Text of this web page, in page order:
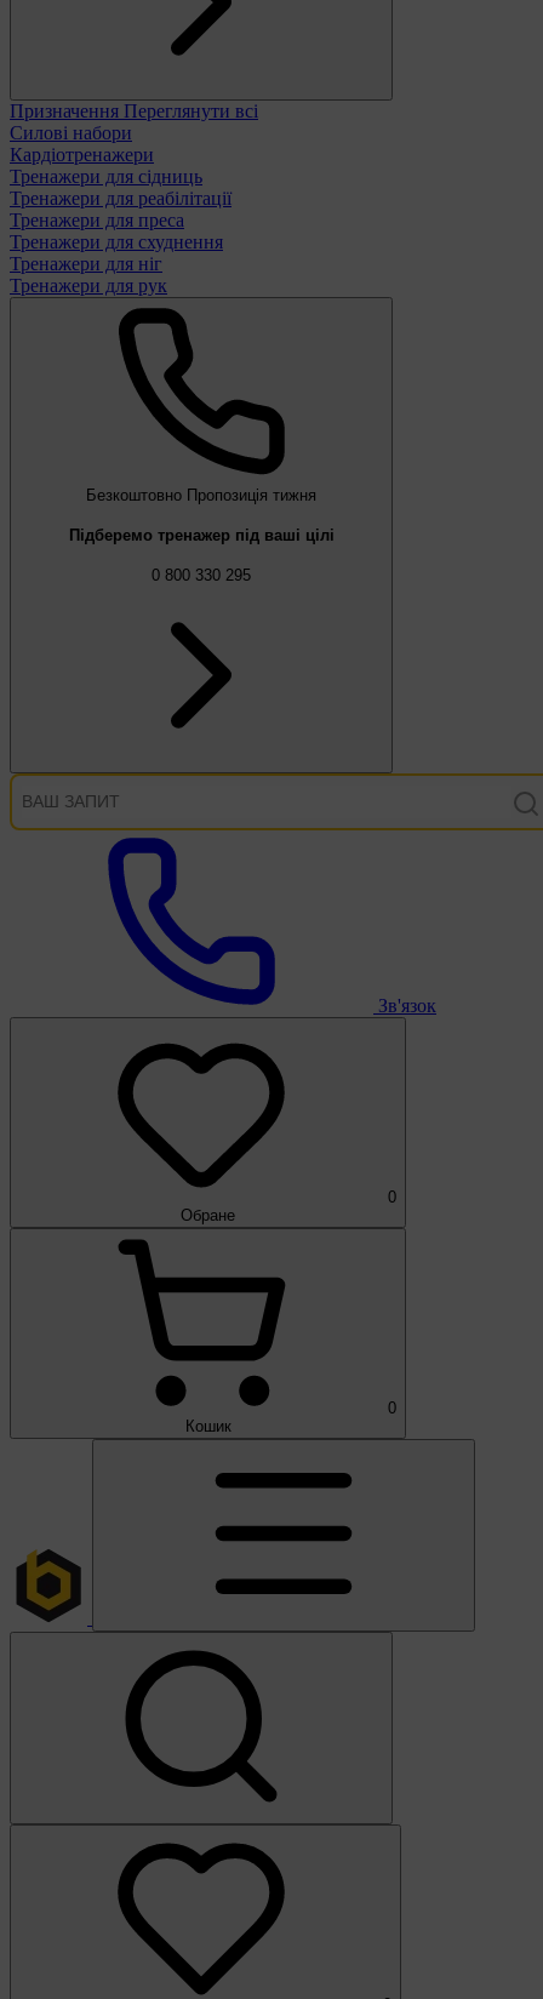
Призначення Переглянути всі
Силові набори
Кардіотренажери
Тренажери для сідниць
Тренажери для реабілітації
Тренажери для преса
Тренажери для схуднення
Тренажери для ніг
Тренажери для рук
Безкоштовно Пропозиція тижня
Підберемо тренажер під ваші цілі
0 800 330 295
Зв'язок
0
Обране
0
Кошик